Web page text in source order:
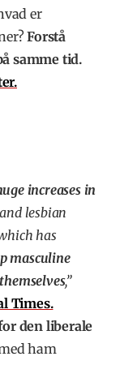
er
Forstå
samme tid.
increases in
lesbian
has
masculine
,”
Times.
den liberale
ham